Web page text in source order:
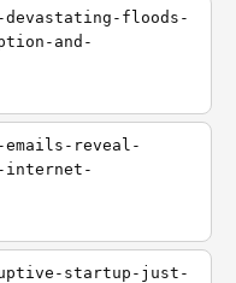
devastating-floods-
and-
emails-reveal-
internet-
startup-just-